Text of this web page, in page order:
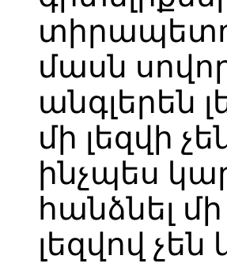
մասն
անգլերեն
մի լեզվի
ինչպես
հանձնել
լեզվով